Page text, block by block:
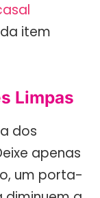
item
Limpas
dos
apenas
um porta-